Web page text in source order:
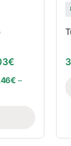
€Rango de
€ –